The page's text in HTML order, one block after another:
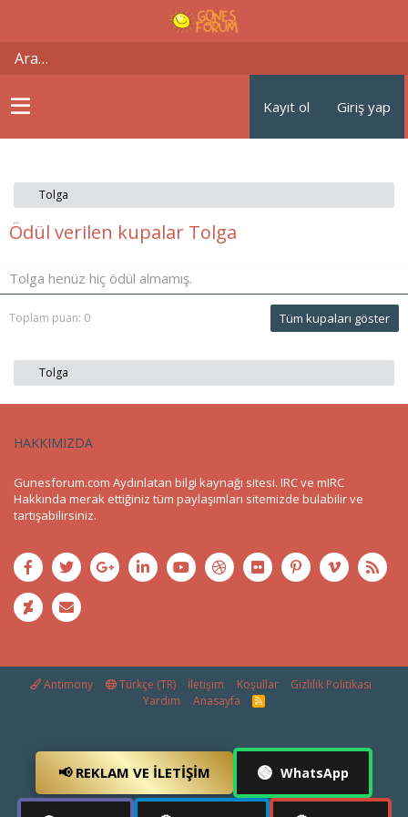
Kayıt ol Giriş yap
Tolga
Ödül verilen kupalar Tolga
Tolga henüz hiç ödül almamış.
Toplam puan: 0 Tüm kupaları göster
Tolga
HAKKIMIZDA
Gunesforum.com Aydınlatan bilgi kaynağı sitesi. IRC ve mIRC
Hakkında merak ettiğiniz tüm paylaşımları sitemizde bulabilir ve
tartışabilirsiniz.
Antimony Türkçe (TR) İletişim Koşullar
Gizlilik Politikası
Yardım
Anasayfa
R
S
📢 REKLAM VE İLETIŞIM 🟢 WhatsApp